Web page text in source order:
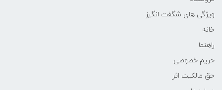
ویژگی های شگفت انگیز
خانه
راهنما
حریم خصوصی
حق مالکیت اثر